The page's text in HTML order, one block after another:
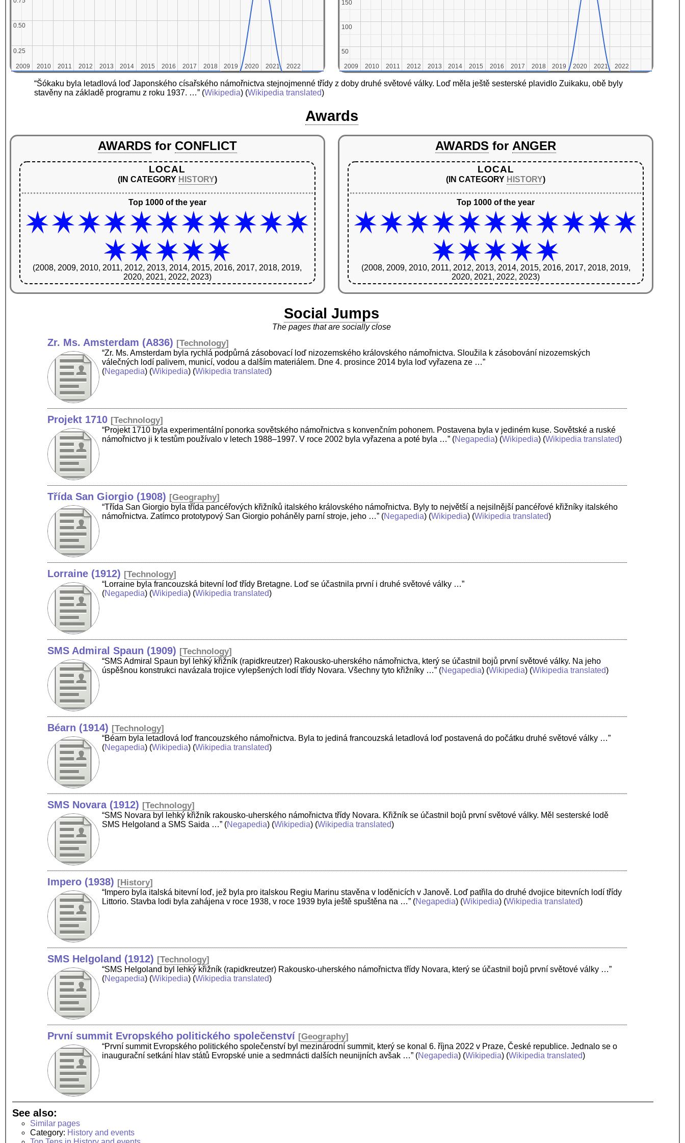
2009
2009 2010
2010 2011
2011 2012
2012 2013
2013 2014
2014 2015
2015 2016
2016 2017
2017 2018
2018 2019
2019 2020
2020 2021
2021 2022
2022
0.25
0.25
0.50
0.50
2009
2009 2010
2010 2011
2011 2012
2012 2013
2013 2014
2014 2015
2015 2016
2016 2017
2017 2018
2018 2019
2019 2020
2020 2021
2021 2022
2022
50
50
100
100
150
150
“Šókaku byla letadlová loď Japonského císařského námořnictva stejnojmenné třídy z doby druhé světové války. Loď měla ještě sesterské plavidlo Zuikaku, obě byly
stavěny na základě programu z roku 1937. …” (Wikipedia) (Wikipedia translated)
Awards
AWARDS for CONFLICT
LOCAL
(IN CATEGORY HISTORY)
Top 1000 of the year
(2008, 2009, 2010, 2011, 2012, 2013, 2014, 2015, 2016, 2017, 2018, 2019,
2020, 2021, 2022, 2023)
AWARDS for ANGER
LOCAL
(IN CATEGORY HISTORY)
Top 1000 of the year
(2008, 2009, 2010, 2011, 2012, 2013, 2014, 2015, 2016, 2017, 2018, 2019,
2020, 2021, 2022, 2023)
Social Jumps
The pages that are socially close
Zr. Ms. Amsterdam (A836) [Technology]
“Zr. Ms. Amsterdam byla rychlá podpůrná zásobovací loď nizozemského královského námořnictva. Sloužila k zásobování nizozemských
válečných lodí palivem, municí, vodou a dalším materiálem. Dne 4. prosince 2014 byla loď vyřazena ze …”
(Negapedia) (Wikipedia) (Wikipedia translated)
Projekt 1710 [Technology]
“Projekt 1710 byla experimentální ponorka sovětského námořnictva s konvenčním pohonem. Postavena byla v jediném kuse. Sovětské a ruské
námořnictvo ji k testům používalo v letech 1988–1997. V roce 2002 byla vyřazena a poté byla …” (Negapedia) (Wikipedia) (Wikipedia translated)
Třída San Giorgio (1908) [Geography]
“Třída San Giorgio byla třída pancéřových křižníků italského královského námořnictva. Byly to největší a nejsilnější pancéřové křižníky italského
námořnictva. Zatímco prototypový San Giorgio poháněly parní stroje, jeho …” (Negapedia) (Wikipedia) (Wikipedia translated)
Lorraine (1912) [Technology]
“Lorraine byla francouzská bitevní loď třídy Bretagne. Loď se účastnila první i druhé světové války …”
(Negapedia) (Wikipedia) (Wikipedia translated)
SMS Admiral Spaun (1909) [Technology]
“SMS Admiral Spaun byl lehký křižník (rapidkreutzer) Rakousko-uherského námořnictva, který se účastnil bojů první světové války. Na jeho
úspěšnou konstrukci navázala trojice vylepšených lodí třídy Novara. Všechny tyto křižníky …” (Negapedia) (Wikipedia) (Wikipedia translated)
Béarn (1914) [Technology]
“Béarn byla letadlová loď francouzského námořnictva. Byla to jediná francouzská letadlová loď postavená do počátku druhé světové války …”
(Negapedia) (Wikipedia) (Wikipedia translated)
SMS Novara (1912) [Technology]
“SMS Novara byl lehký křižník rakousko-uherského námořnictva třídy Novara. Křižník se účastnil bojů první světové války. Měl sesterské lodě
SMS Helgoland a SMS Saida …” (Negapedia) (Wikipedia) (Wikipedia translated)
Impero (1938) [History]
“Impero byla italská bitevní loď, jež byla pro italskou Regiu Marinu stavěna v loděnicích v Janově. Loď patřila do druhé dvojice bitevních lodí třídy
Littorio. Stavba lodi byla zahájena v roce 1938, v roce 1939 byla ještě spuštěna na …” (Negapedia) (Wikipedia) (Wikipedia translated)
SMS Helgoland (1912) [Technology]
“SMS Helgoland byl lehký křižník (rapidkreutzer) Rakousko-uherského námořnictva třídy Novara, který se účastnil bojů první světové války …”
(Negapedia) (Wikipedia) (Wikipedia translated)
První summit Evropského politického společenství [Geography]
“První summit Evropského politického společenství byl mezinárodní summit, který se konal 6. října 2022 v Praze, České republice. Jednalo se o
inaugurační setkání hlav států Evropské unie a sedmnácti dalších neunijních avšak …” (Negapedia) (Wikipedia) (Wikipedia translated)
See also:
Similar pages
Category: History and events